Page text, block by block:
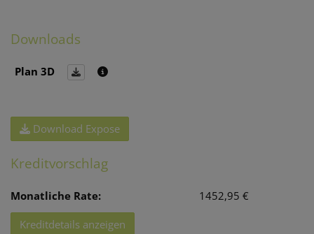
Downloads
Plan 3D
Download Expose
Kreditvorschlag
Monatliche Rate: 1452,95 €
Kreditdetails anzeigen